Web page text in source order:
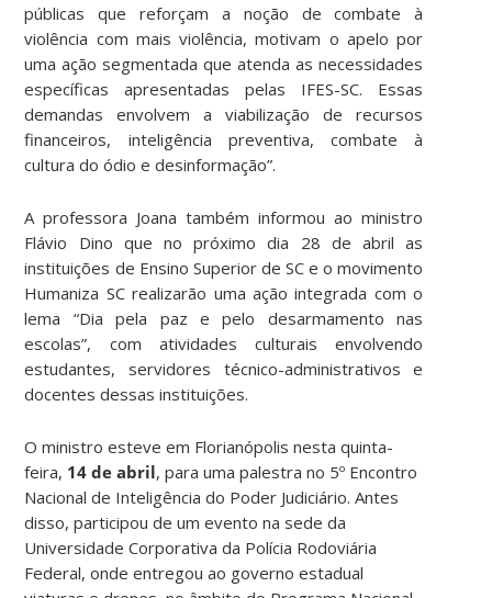
públicas que reforçam a noção de combate à
violência com mais violência, motivam o apelo por
uma ação segmentada que atenda as necessidades
específicas apresentadas pelas IFES-SC. Essas
demandas envolvem a viabilização de recursos
financeiros, inteligência preventiva, combate à
cultura do ódio e desinformação”.
A professora Joana também informou ao ministro
Flávio Dino que no próximo dia 28 de abril as
instituições de Ensino Superior de SC e o movimento
Humaniza SC realizarão uma ação integrada com o
lema “Dia pela paz e pelo desarmamento nas
escolas”, com atividades culturais envolvendo
estudantes, servidores técnico-administrativos e
docentes dessas instituições.
O ministro esteve em Florianópolis nesta quinta-
feira, 14 de abril, para uma palestra no 5º Encontro
Nacional de Inteligência do Poder Judiciário. Antes
disso, participou de um evento na sede da
Universidade Corporativa da Polícia Rodoviária
Federal, onde entregou ao governo estadual